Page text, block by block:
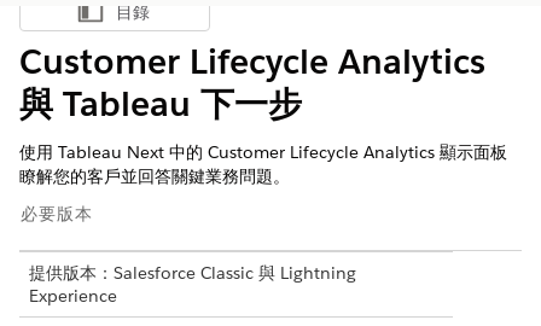
顯示目錄
目錄
Customer Lifecycle Analytics
與 Tableau 下一步
使用 Tableau Next 中的 Customer Lifecycle Analytics 顯示面板
瞭解您的客戶並回答關鍵業務問題。
必要版本
提供版本：Salesforce Classic 與 Lightning
Experience